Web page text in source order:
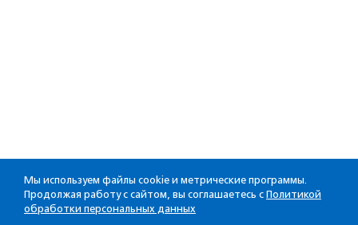
Мы используем файлы cookie и метрические программы.
Продолжая работу с сайтом, вы соглашаетесь с Политикой
обработки персональных данных